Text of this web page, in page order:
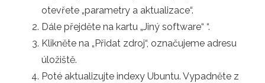
otevřete „parametry a aktualizace“.
Dále přejděte na kartu „Jiný software“ “.
Klikněte na „Přidat zdroj“, označujeme adresu
úložiště.
Poté aktualizujte indexy Ubuntu. Vypadněte z